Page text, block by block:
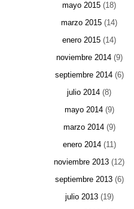
mayo 2015 (18)
marzo 2015 (14)
enero 2015 (14)
noviembre 2014(9)
septiembre 2014(6)
julio 2014 (8)
mayo 2014(9)
marzo 2014(9)
enero 2014(11)
noviembre 2013 (12)
septiembre 2013(6)
julio 2013(19)